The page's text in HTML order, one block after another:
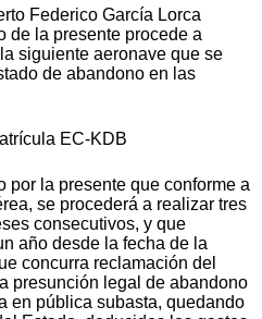
Federico García Lorca
de la presente procede a
siguiente aeronave que se
de abandono en las
EC-KDB
por la presente que conforme a
se procederá a realizar tres
consecutivos, y que
año desde la fecha de la
concurra reclamación del
presunción legal de abandono
en pública subasta, quedando